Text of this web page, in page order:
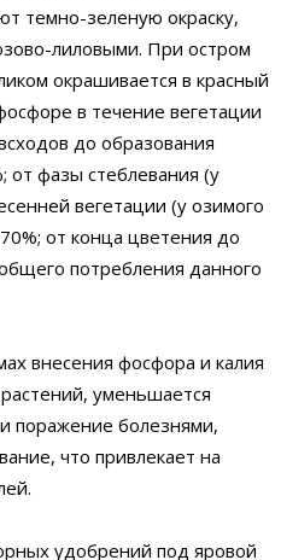
темно-зеленую окраску,
лиловыми. При остром
окрашивается в красный
в течение вегетации
до образования
от фазы стеблевания (у
вегетации (у озимого
от конца цветения до
потребления данного
внесения фосфора и калия
уменьшается
поражение болезнями,
что привлекает на
удобрений под яровой